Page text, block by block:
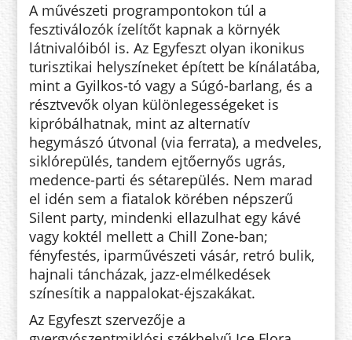
A művészeti programpontokon túl a
fesztiválozók ízelítőt kapnak a környék
látnivalóiból is. Az Egyfeszt olyan ikonikus
turisztikai helyszíneket épített be kínálatába,
mint a Gyilkos-tó vagy a Súgó-barlang, és a
résztvevők olyan különlegességeket is
kipróbálhatnak, mint az alternatív
hegymászó útvonal (via ferrata), a medveles,
siklórepülés, tandem ejtőernyős ugrás,
medence-parti és sétarepülés. Nem marad
el idén sem a fiatalok körében népszerű
Silent party, mindenki ellazulhat egy kávé
vagy koktél mellett a Chill Zone-ban;
fényfestés, iparművészeti vásár, retró bulik,
hajnali táncházak, jazz-elmélkedések
színesítik a nappalokat-éjszakákat.
Az Egyfeszt szervezője a